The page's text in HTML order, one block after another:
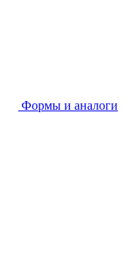
Формы и аналоги